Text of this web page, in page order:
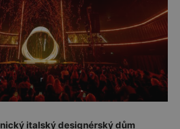
italský designérský dům